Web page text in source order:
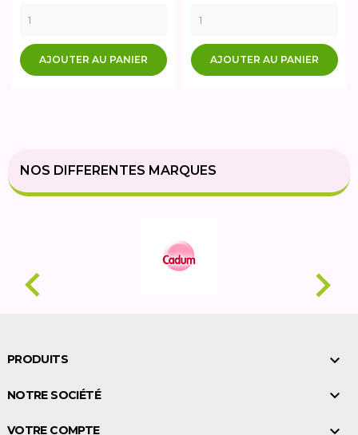
AJOUTER AU PANIER AJOUTER AU PANIER
NOS DIFFERENTES MARQUES
 
PRODUITS 
NOTRE SOCIÉTÉ 
VOTRE COMPTE